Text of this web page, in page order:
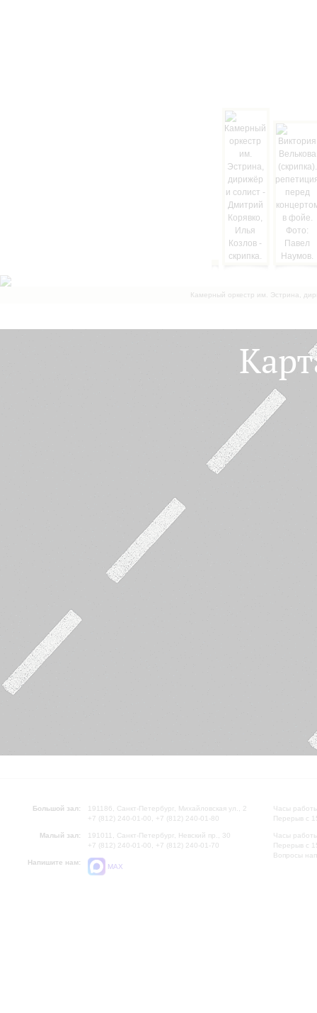
Камерный оркестр им. Эстрина,
Большой зал:
191186, Санкт-Петербург, Михайловская ул., 2
+7 (812) 240-01-00, +7 (812) 240-01-80
Малый зал:
191011, Санкт-Петербург, Невский пр., 30
+7 (812) 240-01-00, +7 (812) 240-01-70
Напишите нам:
MAX
Часы
Перерыв с
Часы
Перерыв с
Вопросы